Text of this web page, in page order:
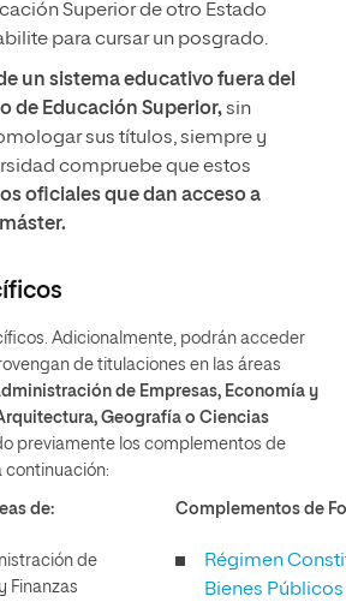
Superior de otro Estado
para cursar un posgrado.
un sistema educativo fuera del
de Educación Superior,sin
sus títulos, siempre y
compruebe que estos
oficiales que dan acceso a
Adicionalmente, podrán acceder
de titulaciones en las áreas
de Empresas, Economía y
Geografía o Ciencias
previamente los complementos de
continuación:
de: Complementos de
de
Finanzas
Régimen
Bienes Públicos